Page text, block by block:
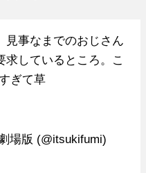
見事なまでのおじさん
しているところ。こ
ぎて草
場版 (@itsukifumi)